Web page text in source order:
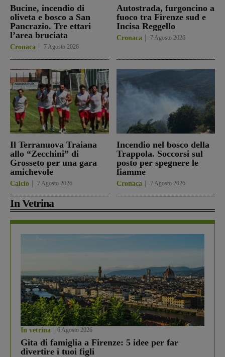
Bucine, incendio di
oliveta e bosco a San
Pancrazio. Tre ettari
l’area bruciata
Cronaca 7 Agosto 2026
Autostrada, furgoncino a
fuoco tra Firenze sud e
Incisa Reggello
Cronaca 7 Agosto 2026
Il Terranuova Traiana
allo “Zecchini” di
Grosseto per una gara
amichevole
Calcio 7 Agosto 2026
Incendio nel bosco della
Trappola. Soccorsi sul
posto per spegnere le
fiamme
Cronaca 7 Agosto 2026
In Vetrina
In vetrina 6 Agosto 2026
Gita di famiglia a Firenze: 5 idee per far
divertire i tuoi figli